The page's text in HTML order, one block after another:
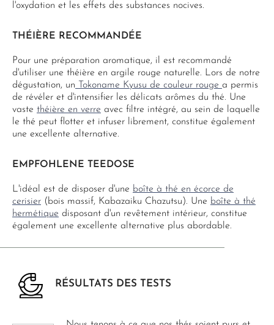
l'oxydation et les effets des substances nocives.
THÉIÈRE RECOMMANDÉE
Pour une préparation aromatique, il est recommandé
d'utiliser une théière en argile rouge naturelle. Lors de notre
dégustation, un Tokoname Kyusu de couleur rouge a permis
de révéler et d'intensifier les délicats arômes du thé. Une
vaste théière en verre avec filtre intégré, au sein de laquelle
le thé peut flotter et infuser librement, constitue également
une excellente alternative.
EMPFOHLENE TEEDOSE
L'idéal est de disposer d'une boîte à thé en écorce de
cerisier (bois massif, Kabazaiku Chazutsu). Une boîte à thé
hermétique disposant d'un revêtement intérieur, constitue
également une excellente alternative plus abordable.
RÉSULTATS DES TESTS